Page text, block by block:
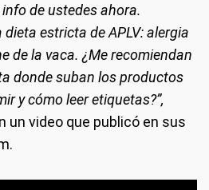
de ustedes ahora.
estricta de APLV: alergia
de la vaca. ¿Me recomiendan
donde suban los productos
y cómo leer etiquetas?”,
un video que publicó en sus